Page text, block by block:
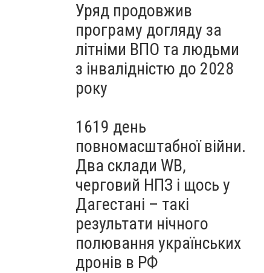
новому українському
фільмі, - ФОТО
Уряд продовжив
програму догляду за
літніми ВПО та людьми
з інвалідністю до 2028
року
1619 день
повномасштабної війни.
Два склади WB,
черговий НПЗ і щось у
Дагестані – такі
результати нічного
полювання українських
дронів в РФ